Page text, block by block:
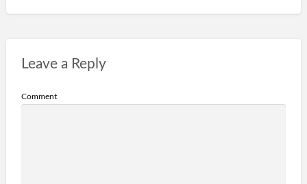
Leave a Reply
Comment